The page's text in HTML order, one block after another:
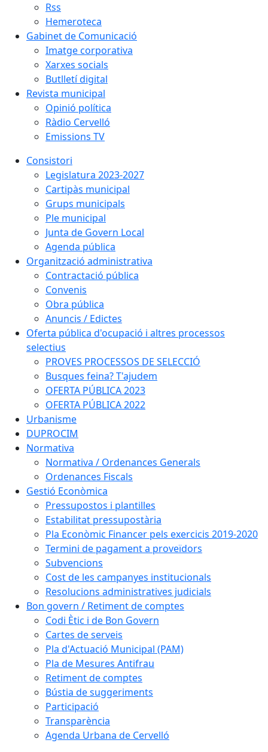
Rss
Hemeroteca
Gabinet de Comunicació
Imatge corporativa
Xarxes socials
Butlletí digital
Revista municipal
Opinió política
Ràdio Cervelló
Emissions TV
Consistori
Legislatura 2023-2027
Cartipàs municipal
Grups municipals
Ple municipal
Junta de Govern Local
Agenda pública
Organització administrativa
Contractació pública
Convenis
Obra pública
Anuncis / Edictes
Oferta pública d'ocupació i altres processos
selectius
PROVES PROCESSOS DE SELECCIÓ
Busques feina? T'ajudem
OFERTA PÚBLICA 2023
OFERTA PÚBLICA 2022
Urbanisme
DUPROCIM
Normativa
Normativa / Ordenances Generals
Ordenances Fiscals
Gestió Econòmica
Pressupostos i plantilles
Estabilitat pressupostària
Pla Econòmic Financer pels exercicis 2019-2020
Termini de pagament a proveïdors
Subvencions
Cost de les campanyes institucionals
Resolucions administratives judicials
Bon govern / Retiment de comptes
Codi Ètic i de Bon Govern
Cartes de serveis
Pla d'Actuació Municipal (PAM)
Pla de Mesures Antifrau
Retiment de comptes
Bústia de suggeriments
Participació
Transparència
Agenda Urbana de Cervelló